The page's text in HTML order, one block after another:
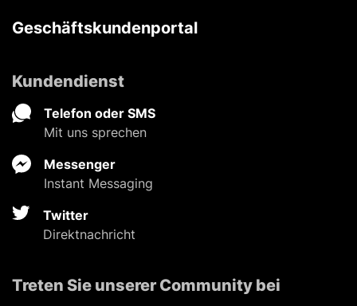
Geschäftskundenportal
Kundendienst
Telefon oder SMS
Mit uns sprechen
Messenger
Instant Messaging
Twitter
Direktnachricht
Treten Sie unserer Community bei